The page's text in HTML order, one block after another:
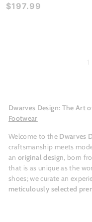
$197.99
Dwarves Design: The Art
Footwear
Welcome to the Dwarves
craftsmanship meets
anoriginal design, born
that is as unique as the
shoes; we curate an
meticulously selected